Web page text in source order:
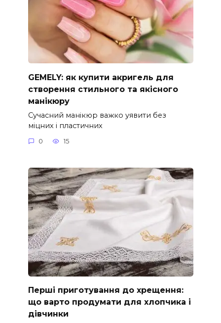
GEMELY: як купити акригель для
створення стильного та якісного
манікюру
Сучасний манікюр важко уявити без
міцних і пластичних
0 15
Перші приготування до хрещення:
що варто продумати для хлопчика і
дівчинки